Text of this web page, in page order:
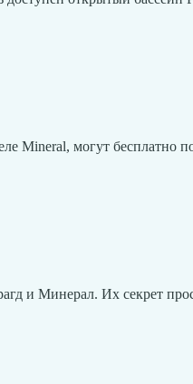
могут бесплатно
и Минерал. Их секрет